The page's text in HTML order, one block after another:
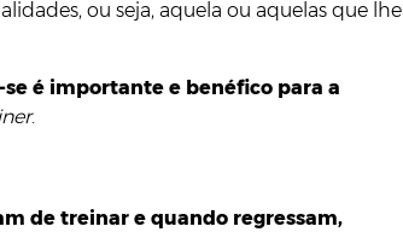
ou seja, aquela ou aquelas que lhe
é importante e benéfico para a
.
de treinar e quando regressam,